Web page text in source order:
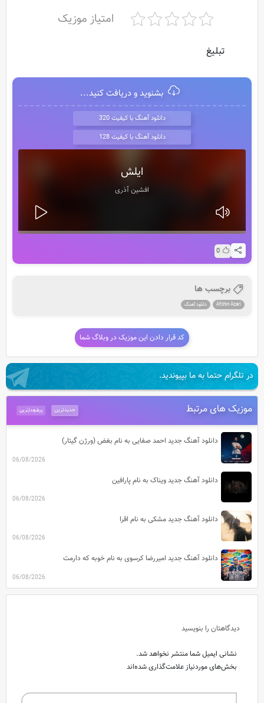
امتیاز موزیک
تبلیغ
بشنوید و دریافت کنید...
دانلود آهنگ با کیفیت 320
دانلود آهنگ با کیفیت 128
ایلش
افشین آذری
0
برچسب ها
Afshin Azari دانلود آهنگ
کد قرار دادن این موزیک در وبلاگ شما
در تلگرام حتما به ما بپیوندید.
موزیک های مرتبط پرطرفدارترین جدیدترین
دانلود آهنگ جدید احمد صفایی به نام بغض (ورژن گیتار)
06/08/2026
دانلود آهنگ جدید ویناک به نام پارافین
06/08/2026
دانلود آهنگ جدید مشکی به نام اقرا
06/08/2026
دانلود آهنگ جدید امیررضا کرسوی به نام خوبه که دارمت
06/08/2026
دیدگاهتان را بنویسید
نشانی ایمیل شما منتشر نخواهد شد.
بخش‌های موردنیاز علامت‌گذاری شده‌اند